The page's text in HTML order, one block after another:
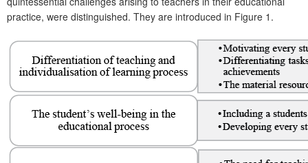
practice, were distinguished. They are introduced in Figure 1.